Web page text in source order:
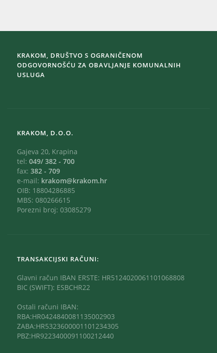
KRAKOM, DRUŠTVO S OGRANIČENOM
ODGOVORNOŠĆU ZA OBAVLJANJE KOMUNALNIH
USLUGA
KRAKOM, D.O.O.
Gajeva 20, Krapina
tel: 049/ 382 - 700
fax: 382 - 709
e-mail: krakom@krakom.hr
OIB: 18804286885
MBS: 080266615
Porezni broj: 03085279
TRANSAKCIJSKI RAČUNI:
Glavni račun IBAN ERSTE: HR5124020061101068808
BIC (SWIFT): ESBCHR22
Ostali računi IBAN:
RBA:HR0424840081135002903
ZABA:HR5323600001101234305
PBZ:HR9223400091100212440